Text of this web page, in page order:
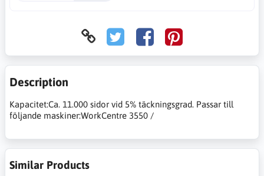
Description
Kapacitet:Ca. 11.000 sidor vid 5% täckningsgrad. Passar till
följande maskiner:WorkCentre 3550 /
Similar Products